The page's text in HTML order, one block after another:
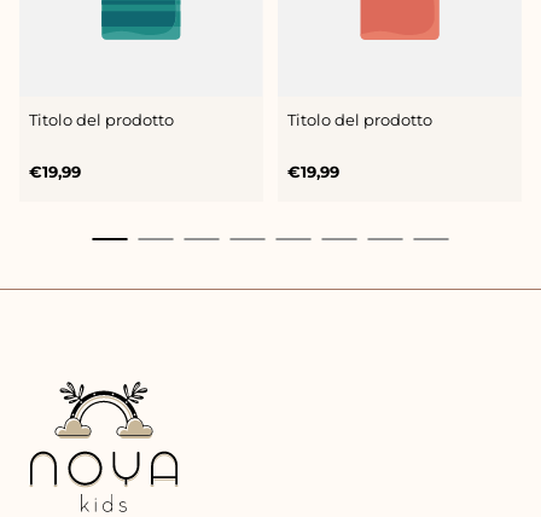
Titolo del prodotto
Prezzo
€19,99
Titolo del prodotto
Prezzo
€19,99